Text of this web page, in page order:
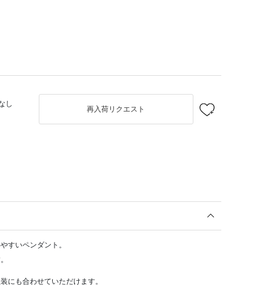
し
再入荷リクエスト
すいペンダント。
にも合わせていただけます。